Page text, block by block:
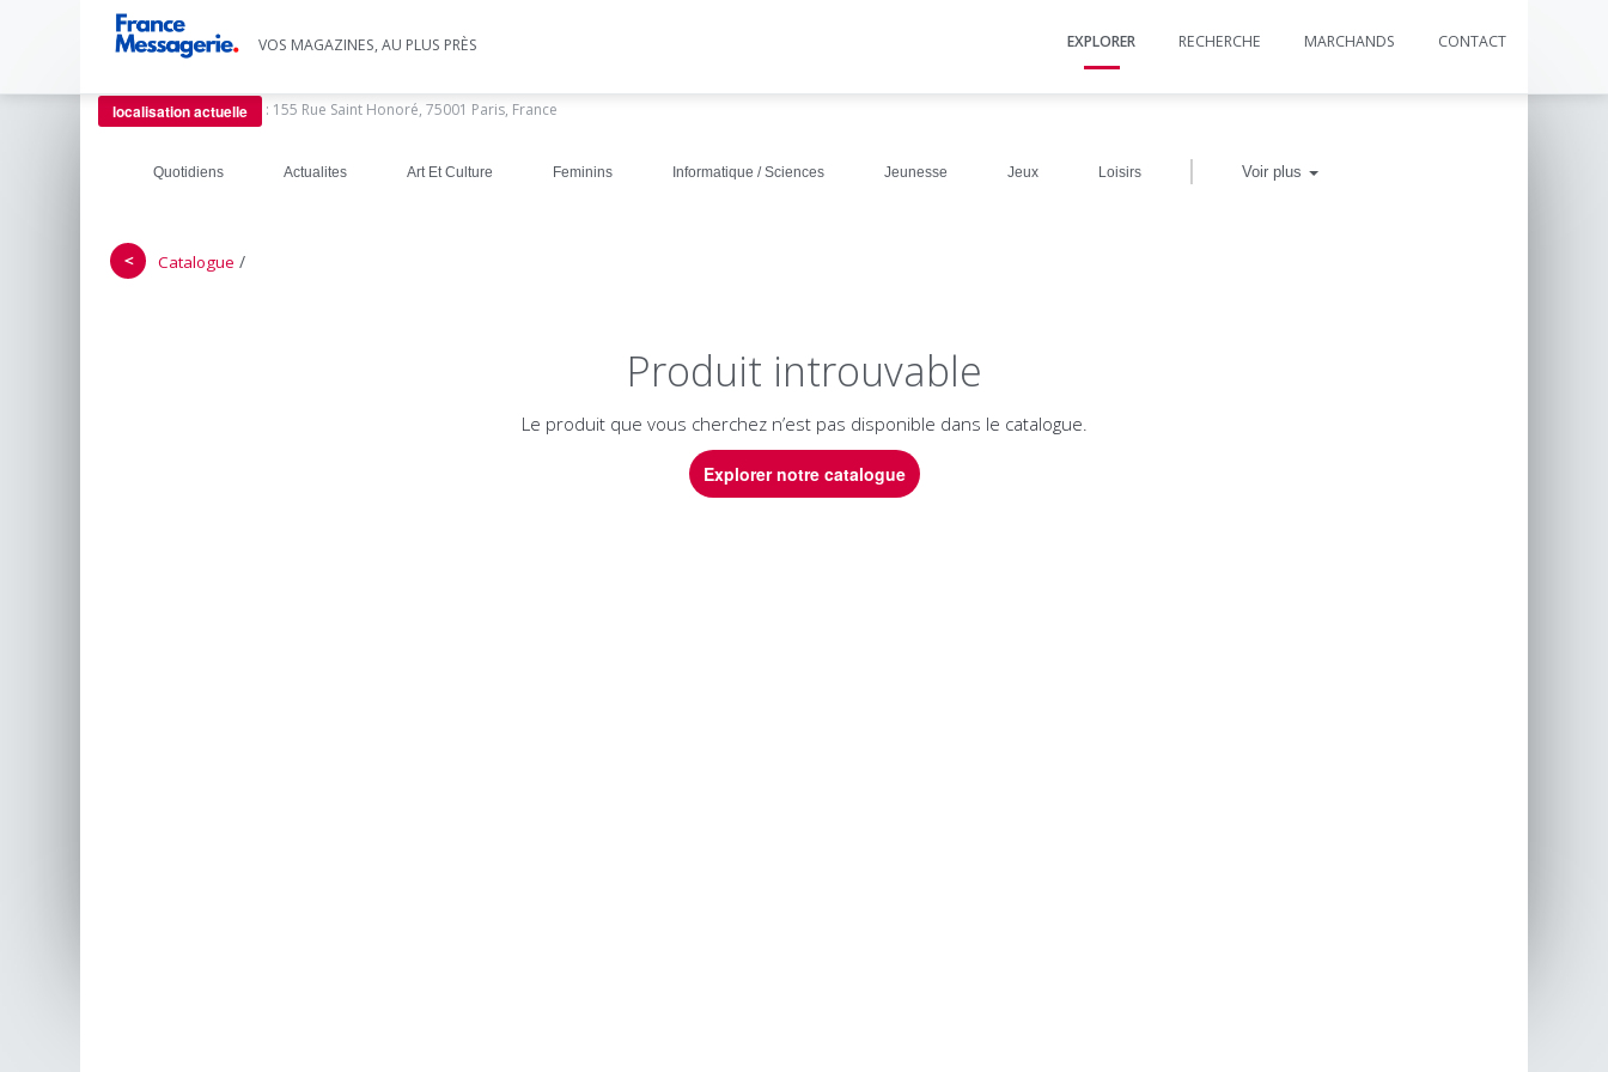
VOS MAGAZINES, AU PLUS PRÈS EXPLORER RECHERCHE MARCHANDS CONTACT
localisation actuelle : 155 Rue Saint Honoré, 75001 Paris, France
Quotidiens Actualites Art Et Culture Feminins Informatique / Sciences Jeunesse Jeux Loisirs | Voir plus
＜ Catalogue /
Produit introuvable
Le produit que vous cherchez n’est pas disponible dans le catalogue.
Explorer notre catalogue